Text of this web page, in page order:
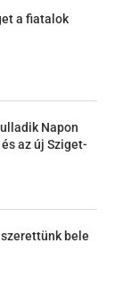
a fiatalok
Napon
az új Sziget-
bele